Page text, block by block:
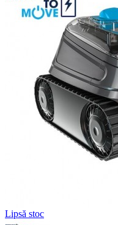
Lipsă stoc